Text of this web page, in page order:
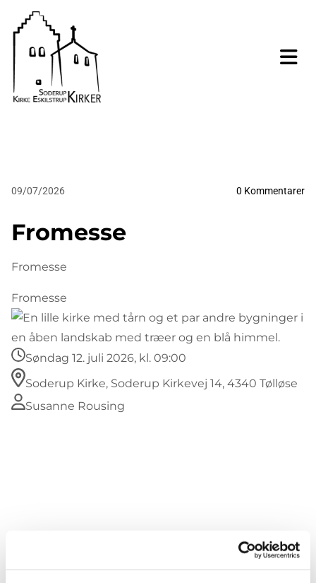
09/07/2026 0 Kommentarer
Fromesse
Fromesse
Fromesse
Søndag 12. juli 2026, kl. 09:00
Soderup Kirke, Soderup Kirkevej 14, 4340 Tølløse
Susanne Rousing